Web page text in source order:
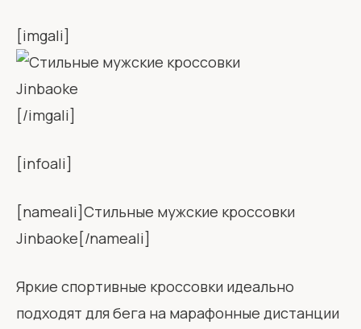
[imgali]
[/imgali]
[infoali]
[nameali]Стильные мужские кроссовки
Jinbaoke[/nameali]
Яркие спортивные кроссовки идеально
подходят для бега на марафонные дистанции